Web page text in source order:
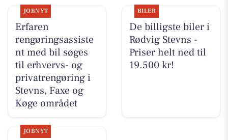
JOBNYT
Erfaren
rengøringsassiste
nt med bil søges
til erhvervs- og
privatrengøring i
Stevns, Faxe og
Køge området
BILER
De billigste biler i
Rødvig Stevns -
Priser helt ned til
19.500 kr!
JOBNYT